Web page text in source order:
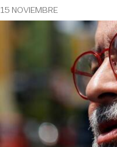
15 NOVIEMBRE